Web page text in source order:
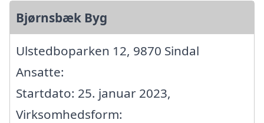
Bjørnsbæk Byg
Ulstedboparken 12, 9870 Sindal
Ansatte:
Startdato: 25. januar 2023,
Virksomhedsform: